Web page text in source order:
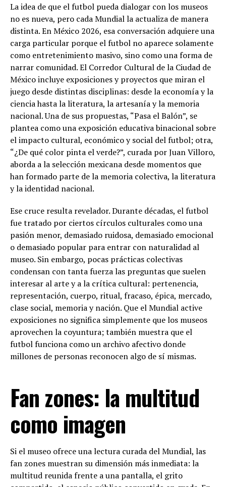
La idea de que el futbol pueda dialogar con los museos
no es nueva, pero cada Mundial la actualiza de manera
distinta. En México 2026, esa conversación adquiere una
carga particular porque el futbol no aparece solamente
como entretenimiento masivo, sino como una forma de
narrar comunidad. El Corredor Cultural de la Ciudad de
México incluye exposiciones y proyectos que miran el
juego desde distintas disciplinas: desde la economía y la
ciencia hasta la literatura, la artesanía y la memoria
nacional. Una de sus propuestas, “Pasa el Balón”, se
plantea como una exposición educativa binacional sobre
el impacto cultural, económico y social del futbol; otra,
“¿De qué color pinta el verde?”, curada por Juan Villoro,
aborda a la selección mexicana desde momentos que
han formado parte de la memoria colectiva, la literatura
y la identidad nacional.
Ese cruce resulta revelador. Durante décadas, el futbol
fue tratado por ciertos círculos culturales como una
pasión menor, demasiado ruidosa, demasiado emocional
o demasiado popular para entrar con naturalidad al
museo. Sin embargo, pocas prácticas colectivas
condensan con tanta fuerza las preguntas que suelen
interesar al arte y a la crítica cultural: pertenencia,
representación, cuerpo, ritual, fracaso, épica, mercado,
clase social, memoria y nación. Que el Mundial active
exposiciones no significa simplemente que los museos
aprovechen la coyuntura; también muestra que el
futbol funciona como un archivo afectivo donde
millones de personas reconocen algo de sí mismas.
Fan zones: la multitud
como imagen
Si el museo ofrece una lectura curada del Mundial, las
fan zones muestran su dimensión más inmediata: la
multitud reunida frente a una pantalla, el grito